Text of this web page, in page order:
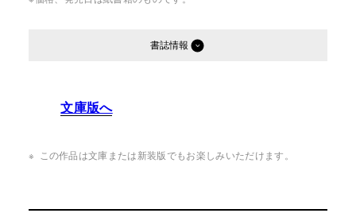
書誌情報
ISBN： 9784877281076
文庫版へ
この作品は文庫または新装版でもお楽しみいただけます。